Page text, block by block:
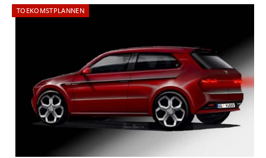
TOEKOMSTPLANNEN